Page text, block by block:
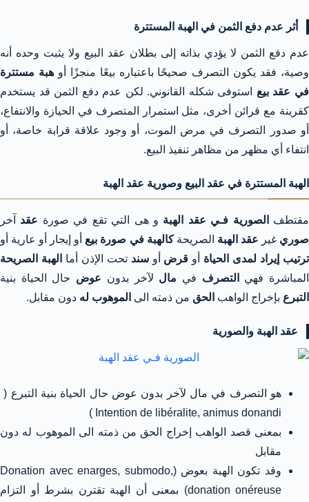
أثر عدم دفع الثمن في الهبة المستترة
عدم دفع الثمن لا يؤدي بذاته إلى بطلان عقد البيع ولا يثبت وحده أنه
وصية، فقد يكون التصرف صحيحًا باعتباره بيعًا منجزًا أوهبة مستترة
في عقد بيع استوفى شكله القانوني. لكن عدم دفع الثمن قد يستخدم
كقرينة مع قرائن أخرى، مثل استمرار المتصرف في الحيازة والانتفاع،
أو صدور التصرف في مرض الموت، أو وجود علاقة قرابة خاصة، أو
انتفاء أي مظهر من مظاهر تنفيذ البيع.
الهبة المستترة في عقد البيع وصورية عقد الهبة
مقتطف الصورية فـي عقد الهبة و هى التي تقع في صورة عقد آخر
صوري غير عقد الهبة الصريحةكالهبة في صورة بيع أو إيجار أو عارية أو
ترتيب إيراد لمدى الحياة أو قرض أوسند تحت الإذن أما
الهبة الصريحة
المباشرة فهي
التصرف في مال لآخر بدون عوض حال الحياة بنية
التبرع بإخراج الواهب الحق من ذمته الى الموهوب له دون مقابل.
عقد الهبة والصورية
هو التصرف في مال لآخر بدون عوض حال الحياة بنية التبرع (
Intention de libéralite, animus donandi )
بمعنى قصد الواهب إخراج الحق من ذمته الى الموهوب له دون
مقابل
وقد تكون الهبة بعوض (Donation avec enarges, submodo,
donation onéreuse) بمعنى أن الهبة تقترن بشرط أو التزام